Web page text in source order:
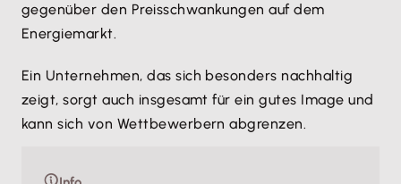
gegenüber den Preisschwankungen auf dem
Energiemarkt.
Ein Unternehmen, das sich besonders nachhaltig
zeigt, sorgt auch insgesamt für ein gutes Image und
kann sich von Wettbewerbern abgrenzen.